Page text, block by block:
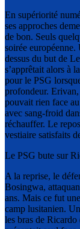
En supériorité
ses approches
de bon. Seuls
soirée
dessus du but de
s’apprêtait alors à
pour le PSG
profondeur. Erivan,
pouvait rien face
avec sang-froid
réchauffer. Le
vestiaire satisfaits
Le PSG bute sur
A la reprise, le
Bosingwa,
ans. Mais ce fut
camp lusitanien.
les bras de